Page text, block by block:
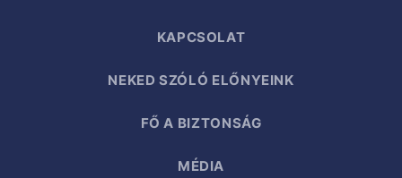
KAPCSOLAT
NEKED SZÓLÓ ELŐNYEINK
FŐ A BIZTONSÁG
MÉDIA